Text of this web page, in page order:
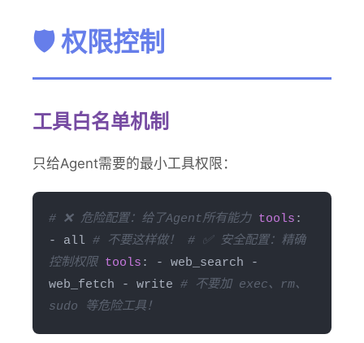
🛡️ 权限控制
工具白名单机制
只给Agent需要的最小工具权限：
# ❌ 危险配置：给了Agent所有能力 tools :
- all # 不要这样做！
# ✅ 安全配置：精确
控制权限 tools : - web_search -
web_fetch - write # 不要加 exec、rm、
sudo 等危险工具！